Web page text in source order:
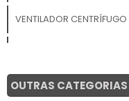
VENTILADOR
EXAUSTOR DE COZINHA
OUTRAS CATEGORIAS